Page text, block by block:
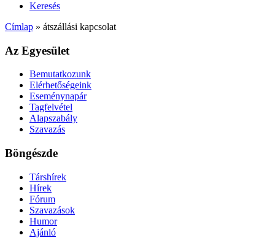
Keresés
Címlap » átszállási kapcsolat
Az Egyesület
Bemutatkozunk
Elérhetőségeink
Eseménynapár
Tagfelvétel
Alapszabály
Szavazás
Böngészde
Társhírek
Hírek
Fórum
Szavazások
Humor
Ajánló